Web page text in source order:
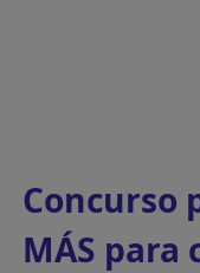
Concurso
MÁS